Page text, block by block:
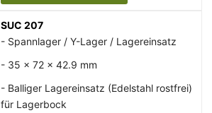
SUC 207
- Spannlager / Y-Lager / Lagereinsatz
- 35 x 72 x 42.9 mm
- Balliger Lagereinsatz (Edelstahl rostfrei)
für Lagerbock